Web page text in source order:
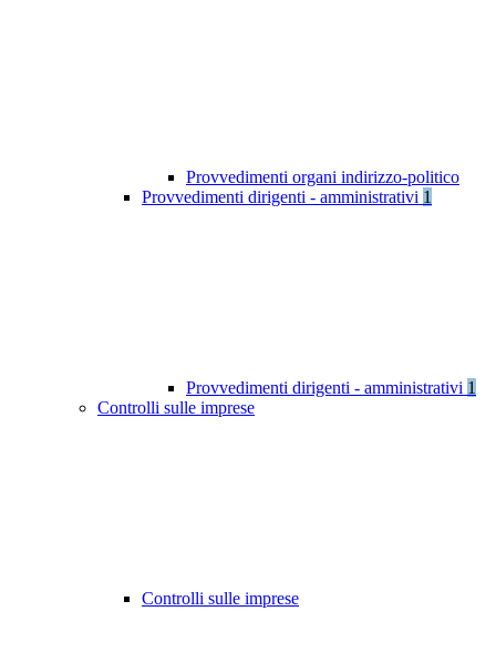
Provvedimenti organi indirizzo-politico
Provvedimenti dirigenti - amministrativi 1
Provvedimenti dirigenti - amministrativi 1
Controlli sulle imprese
Controlli sulle imprese